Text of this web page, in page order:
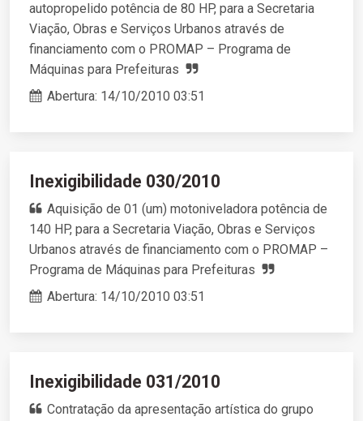
autopropelido potência de 80 HP, para a Secretaria
Viação, Obras e Serviços Urbanos através de
financiamento com o PROMAP – Programa de
Máquinas para Prefeituras
Abertura: 14/10/2010 03:51
Inexigibilidade 030/2010
Aquisição de 01 (um) motoniveladora potência de
140 HP, para a Secretaria Viação, Obras e Serviços
Urbanos através de financiamento com o PROMAP –
Programa de Máquinas para Prefeituras
Abertura: 14/10/2010 03:51
Inexigibilidade 031/2010
Contratação da apresentação artística do grupo